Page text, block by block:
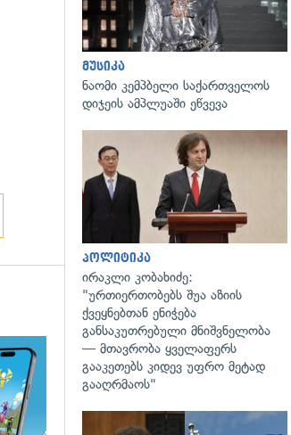
მუსიკა
ნაომი კემპბელი საქართველოს
დიჯეის ამპლუაში ეწვევა
პოლიტიკა
ირაკლი კობახიძე:
"ურთიერთობებს შუა აზიის
ქვეყნებთან ენიჭება
განსაკუთრებული მნიშვნელობა
— მთავრობა ყველაფერს
გააკეთებს კიდევ უფრო მეტად
გააღრმაოს"